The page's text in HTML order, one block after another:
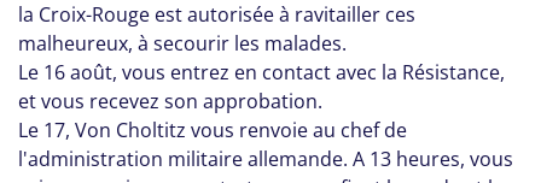
la Croix-Rouge est autorisée à ravitailler ces
malheureux, à secourir les malades.
Le 16 août, vous entrez en contact avec la Résistance,
et vous recevez son approbation.
Le 17, Von Choltitz vous renvoie au chef de
l'administration militaire allemande. A 13 heures, vous